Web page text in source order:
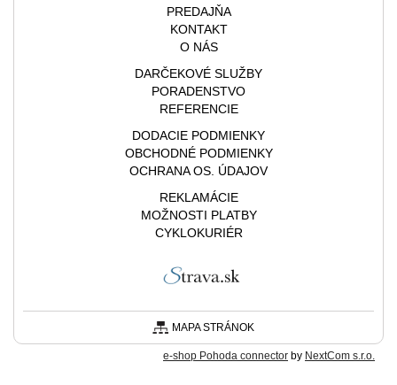
PREDAJŇA
KONTAKT
O NÁS
DARČEKOVÉ SLUŽBY
PORADENSTVO
REFERENCIE
DODACIE PODMIENKY
OBCHODNÉ PODMIENKY
OCHRANA OS. ÚDAJOV
REKLAMÁCIE
MOŽNOSTI PLATBY
CYKLOKURIÉR
MAPA STRÁNOK
e-shop Pohoda connector by NextCom s.r.o.